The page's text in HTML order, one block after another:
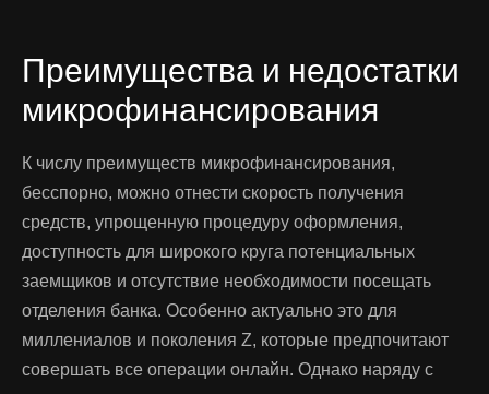
Преимущества и недостатки
микрофинансирования
К числу преимуществ микрофинансирования,
бесспорно, можно отнести скорость получения
средств, упрощенную процедуру оформления,
доступность для широкого круга потенциальных
заемщиков и отсутствие необходимости посещать
отделения банка. Особенно актуально это для
миллениалов и поколения Z, которые предпочитают
совершать все операции онлайн. Однако наряду с